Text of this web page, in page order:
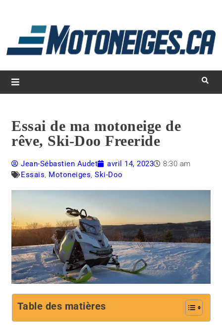
Magazine Motoneiges.ca
Essai de ma motoneige de
rêve, Ski-Doo Freeride
Jean-Sébastien Audet avril 14, 2023
8:30 am
Essais, Motoneiges,Ski-Doo
Table des matières